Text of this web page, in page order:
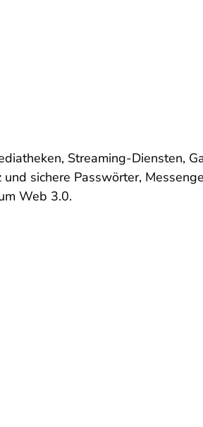
Streaming-Diensten,
sichere Passwörter,
Web 3.0.